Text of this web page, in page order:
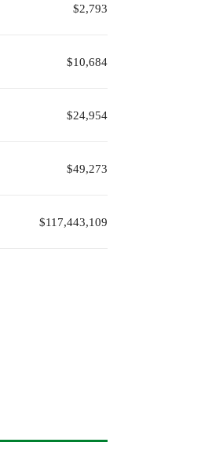
$2,793
$10,684
$24,954
$49,273
$117,443,109